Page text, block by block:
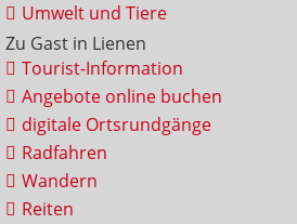
Umwelt und Tiere
Zu Gast in Lienen
Tourist-Information
Angebote online buchen
digitale Ortsrundgänge
Radfahren
Wandern
Reiten